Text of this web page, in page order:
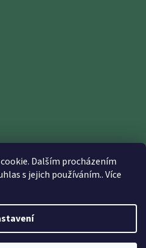
Dalším procházením
s jejich používáním.. Více
Shoptet